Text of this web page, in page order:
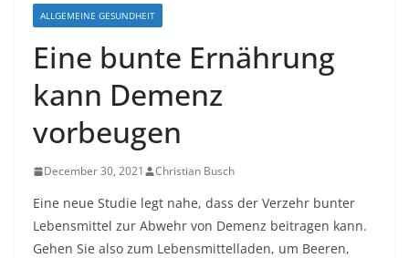
ALLGEMEINE GESUNDHEIT
Eine bunte Ernährung
kann Demenz
vorbeugen
December 30, 2021 Christian Busch
Eine neue Studie legt nahe, dass der Verzehr bunter
Lebensmittel zur Abwehr von Demenz beitragen kann.
Gehen Sie also zum Lebensmittelladen, um Beeren,